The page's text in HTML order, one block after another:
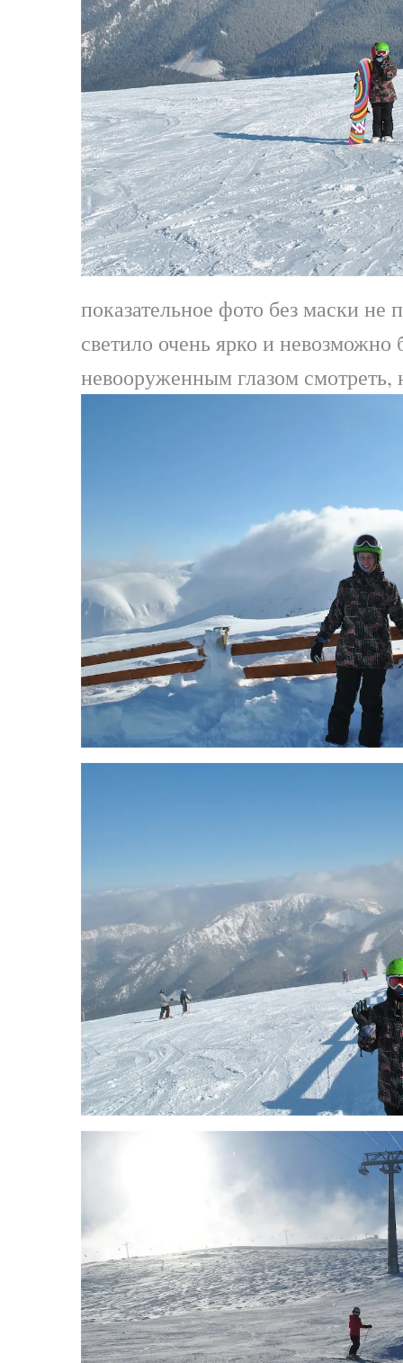
показательное фото без маски не
светило очень ярко и
невооруженным глазом смотреть,